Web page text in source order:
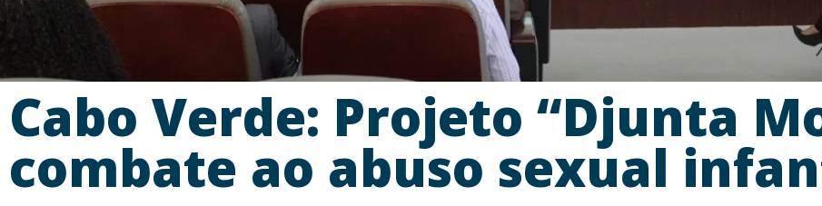
Cabo Verde: Projeto “Djunta
combate ao abuso sexual